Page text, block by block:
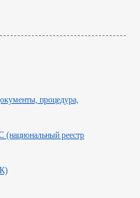
процедура,
реестр